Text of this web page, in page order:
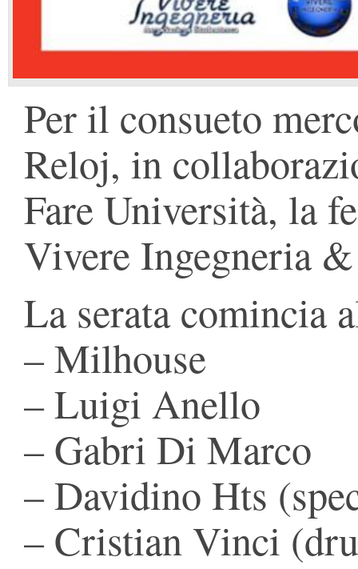
Per il consueto
Reloj, in
Fare Università, la
Vivere Ingegneria
La serata comincia
– Milhouse
– Luigi Anello
– Gabri Di Marco
– Davidino Hts
– Cristian Vinci